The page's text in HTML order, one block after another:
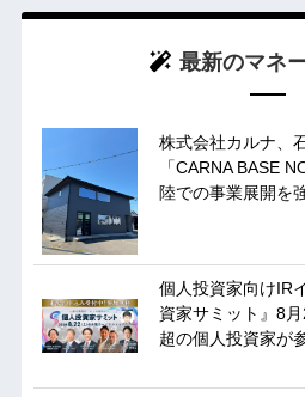
最新のマネ
株式会社カルナ、
「CARNA BASE
陸での事業展開を
個人投資家向けIR
資家サミット』8
超の個人投資家が